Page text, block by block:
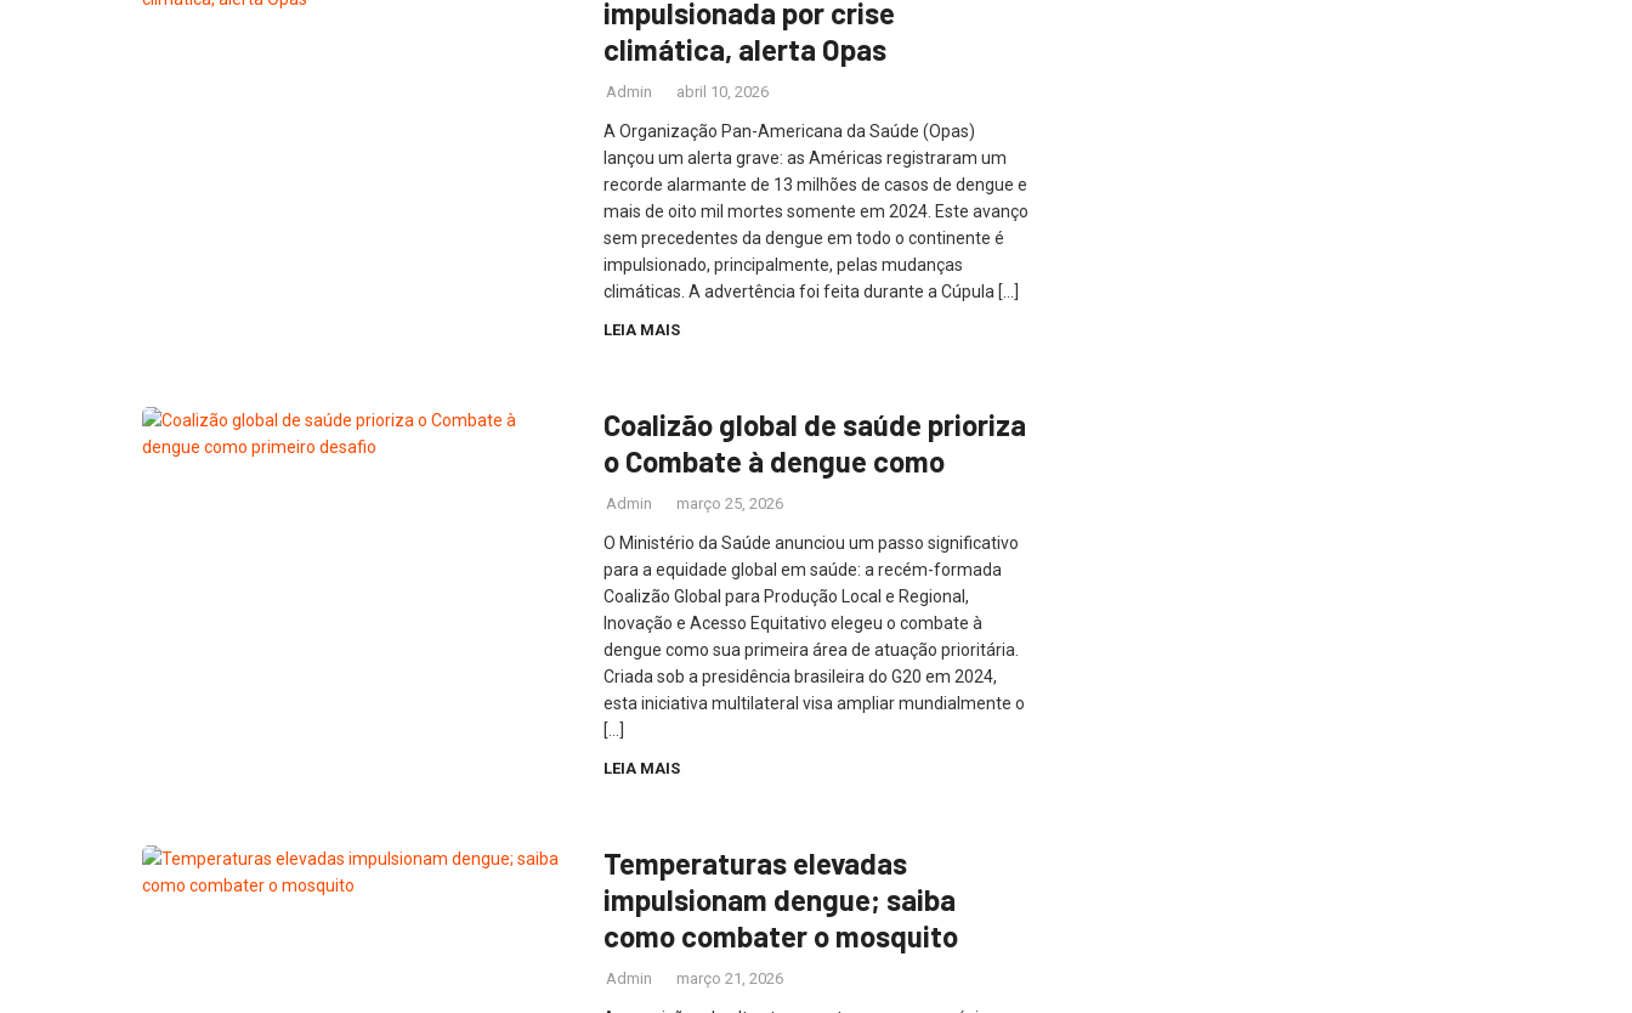
impulsionada por crise
climática, alerta Opas
Admin abril 10, 2026
A Organização Pan-Americana da Saúde (Opas)
lançou um alerta grave: as Américas registraram um
recorde alarmante de 13 milhões de casos de dengue e
mais de oito mil mortes somente em 2024. Este avanço
sem precedentes da dengue em todo o continente é
impulsionado, principalmente, pelas mudanças
climáticas. A advertência foi feita durante a Cúpula […]
LEIA MAIS
Coalizão global de saúde prioriza
o Combate à dengue como
Admin março 25, 2026
O Ministério da Saúde anunciou um passo significativo
para a equidade global em saúde: a recém-formada
Coalizão Global para Produção Local e Regional,
Inovação e Acesso Equitativo elegeu o combate à
dengue como sua primeira área de atuação prioritária.
Criada sob a presidência brasileira do G20 em 2024,
esta iniciativa multilateral visa ampliar mundialmente o
[…]
LEIA MAIS
Temperaturas elevadas
impulsionam dengue; saiba
como combater o mosquito
Admin março 21, 2026